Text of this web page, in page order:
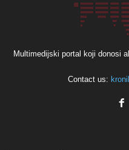
Multimedijski portal koji donosi
Contact us: